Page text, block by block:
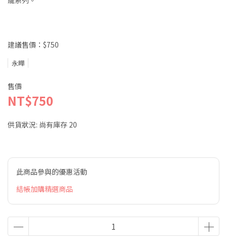
建議售價：$750
永曄
售價
NT$750
供貨狀況: 尚有庫存 20
此商品參與的優惠活動
結帳加購精選商品